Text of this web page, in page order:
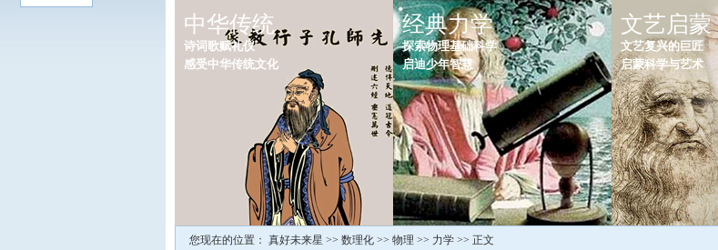
中华传统
诗词歌赋礼仪
感受中华传统文化
经典力学
探索物理基础科学
启迪少年智慧
文艺启蒙
文艺复兴的巨匠
启蒙科学与艺术
您现在的位置： 真好未来星 >> 数理化 >> 物理 >> 力学 >> 正文